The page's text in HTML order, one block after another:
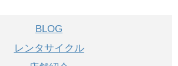
BLOG
レンタサイクル